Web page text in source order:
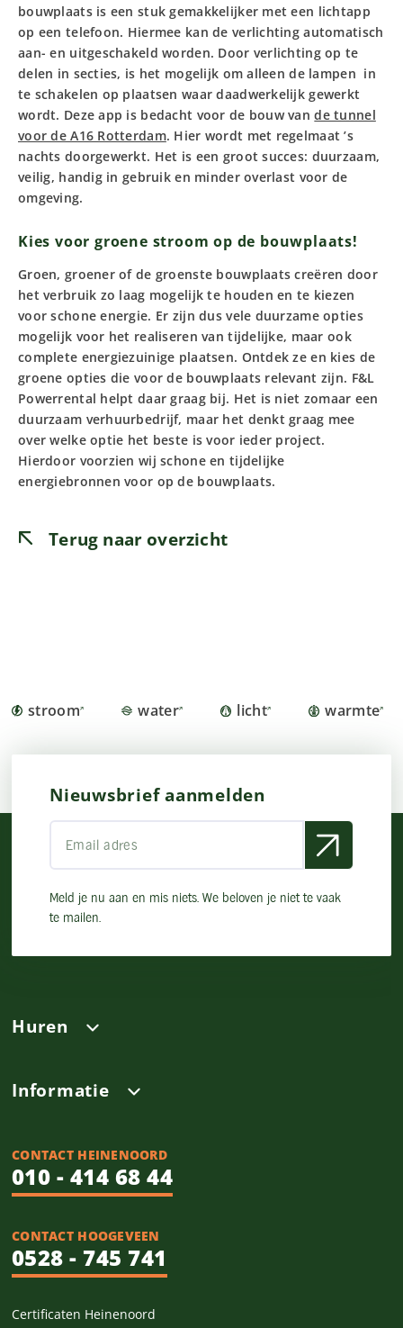
bouwplaats is een stuk gemakkelijker met een lichtapp
op een telefoon. Hiermee kan de verlichting automatisch
aan- en uitgeschakeld worden. Door verlichting op te
delen in secties, is het mogelijk om alleen de lampen in
te schakelen op plaatsen waar daadwerkelijk gewerkt
wordt. Deze app is bedacht voor de bouw vande tunnel
voor de A16 Rotterdam. Hier wordt met regelmaat ’s
nachts doorgewerkt. Het is een groot succes: duurzaam,
veilig, handig in gebruik en minder overlast voor de
omgeving.
Kies voor groene stroom op de bouwplaats!
Groen, groener of de groenste bouwplaats creëren door
het verbruik zo laag mogelijk te houden en te kiezen
voor schone energie. Er zijn dus vele duurzame opties
mogelijk voor het realiseren van tijdelijke, maar ook
complete energiezuinige plaatsen. Ontdek ze en kies de
groene opties die voor de bouwplaats relevant zijn. F&L
Powerrental helpt daar graag bij. Het is niet zomaar een
duurzaam verhuurbedrijf, maar het denkt graag mee
over welke optie het beste is voor ieder project.
Hierdoor voorzien wij schone en tijdelijke
energiebronnen voor op de bouwplaats.
Terug naar overzicht
stroom water licht warmte
Huren
Informatie
CONTACT HEINENOORD
010 - 414 68 44
CONTACT HOOGEVEEN
0528 - 745 741
Certificaten Heinenoord
Nieuwsbrief aanmelden
Meld je nu aan en mis niets. We beloven je niet te vaak
te mailen.